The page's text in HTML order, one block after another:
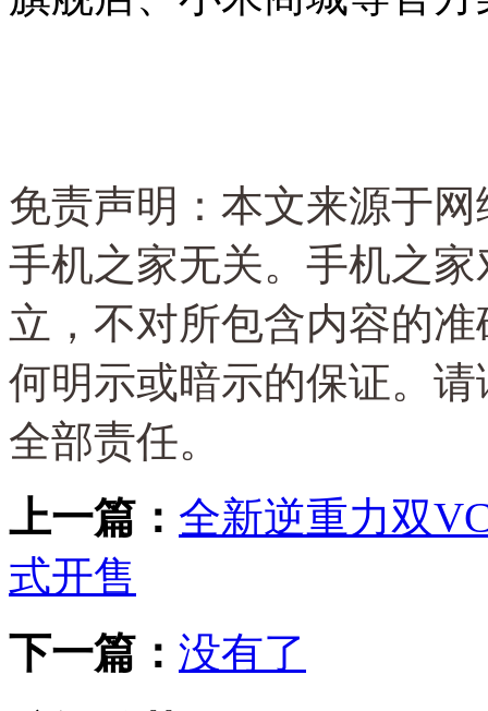
免责声明：本文来源于
手机之家无关。手机之
立，不对所包含内容的
何明示或暗示的保证。
全部责任。
上一篇： 全新逆重力双
式开售
下一篇： 没有了